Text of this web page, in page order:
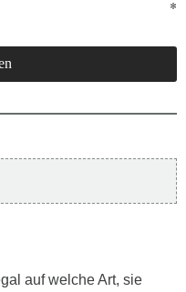
auf welche Art, sie